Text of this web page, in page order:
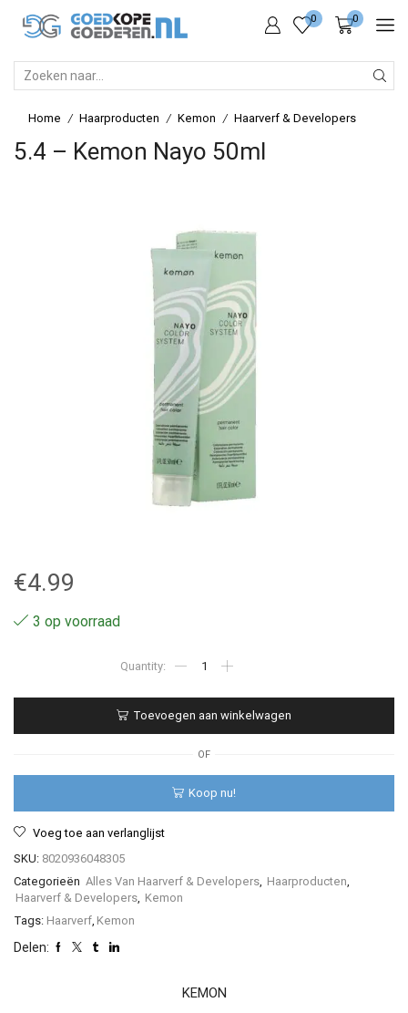
0 0
Home / Haarproducten / Kemon / Haarverf & Developers
5.4 – Kemon Nayo 50ml
€4.99
3 op voorraad
50ml
aantal
Toevoegen aan winkelwagen
OF
Koop nu!
Voeg toe aan verlanglijst
SKU: 8020936048305
Categorieën Alles Van Haarverf & Developers Haarproducten
Haarverf & Developers Kemon
Tags: Haarverf Kemon
Delen:
KEMON